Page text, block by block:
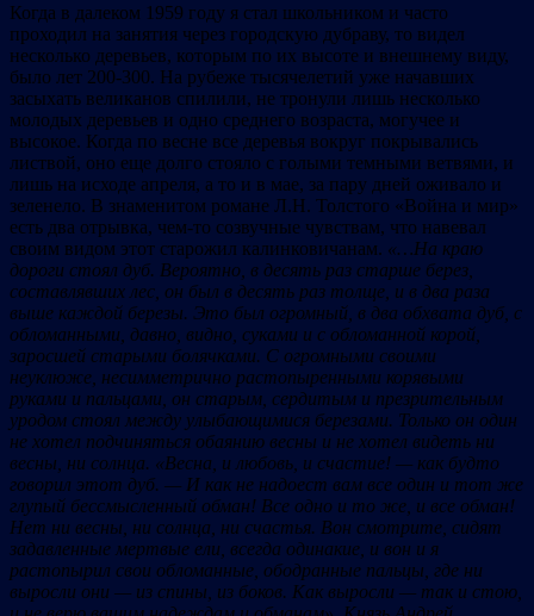
Когда в далеком 1959 году я стал школьником и часто
проходил на занятия через городскую дубраву, то видел
несколько деревьев, которым по их высоте и внешнему виду,
было лет 200-300. На рубеже тысячелетий уже начавших
засыхать великанов спилили, не тронули лишь несколько
молодых деревьев и одно среднего возраста, могучее и
высокое. Когда по весне все деревья вокруг покрывались
листвой, оно еще долго стояло с голыми темными ветвями, и
лишь на исходе апреля, а то и в мае, за пару дней оживало и
зеленело. В знаменитом романе Л.Н. Толстого «Война и мир»
есть два отрывка, чем-то созвучные чувствам, что навевал
своим видом этот старожил калинковичанам. «…На краю
дороги стоял дуб. Вероятно, в десять раз старше берез,
составлявших лес, он был в десять раз толще, и в два раза
выше каждой березы. Это был огромный, в два обхвата дуб, с
обломанными, давно, видно, суками и с обломанной корой,
заросшей старыми болячками. С огромными своими
неуклюже, несимметрично растопыренными корявыми
руками и пальцами, он старым, сердитым и презрительным
уродом стоял между улыбающимися березами. Только он один
не хотел подчиняться обаянию весны и не хотел видеть ни
весны, ни солнца. «Весна, и любовь, и счастие! — как будто
говорил этот дуб. — И как не надоест вам все один и тот же
глупый бессмысленный обман! Все одно и то же, и все обман!
Нет ни весны, ни солнца, ни счастья. Вон смотрите, сидят
задавленные мертвые ели, всегда одинакие, и вон и я
растопырил свои обломанные, ободранные пальцы, где ни
выросли они — из спины, из боков. Как выросли — так и стою,